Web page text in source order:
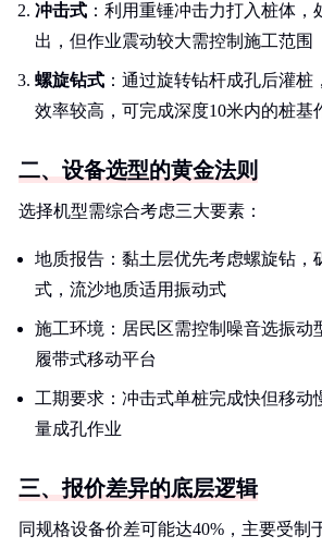
冲击式 ：利用重锤冲击力打入桩体，
出，但作业震动较大需控制施工范围
螺旋钻式 ：通过旋转钻杆成孔后灌
效率较高，可完成深度10米内的桩基
二、设备选型的黄金法则
选择机型需综合考虑三大要素：
地质报告：黏土层优先考虑螺旋钻，
式，流沙地质适用振动式
施工环境：居民区需控制噪音选振动
履带式移动平台
工期要求：冲击式单桩完成快但移动
量成孔作业
三、报价差异的底层逻辑
同规格设备价差可能达40%，主要受制